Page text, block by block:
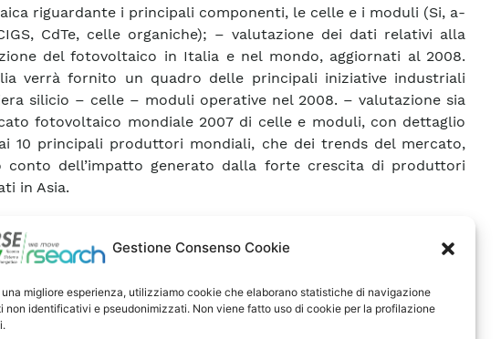
Gestione Consenso Cookie
una migliore esperienza, utilizziamo cookie che elaborano statistiche di navigazione
non identificativi e pseudonimizzati. Non viene fatto uso di cookie per la profilazione
riguardante i principali componenti, le celle e i moduli (Si, a-
CdTe, celle organiche); – valutazione dei dati relativi alla
del fotovoltaico in Italia e nel mondo, aggiornati al 2008.
verrà fornito un quadro delle principali iniziative industriali
silicio – celle – moduli operative nel 2008. – valutazione sia
fotovoltaico mondiale 2007 di celle e moduli, con dettaglio
10 principali produttori mondiali, che dei trends del mercato,
conto dell’impatto generato dalla forte crescita di produttori
in Asia.
Articolo